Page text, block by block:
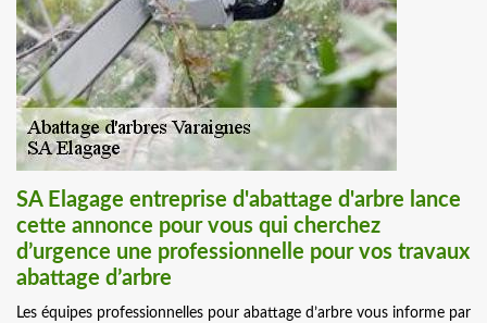
SA Elagage entreprise d'abattage d'arbre lance
cette annonce pour vous qui cherchez
d’urgence une professionnelle pour vos travaux
abattage d’arbre
Les équipes professionnelles pour abattage d’arbre vous informe par